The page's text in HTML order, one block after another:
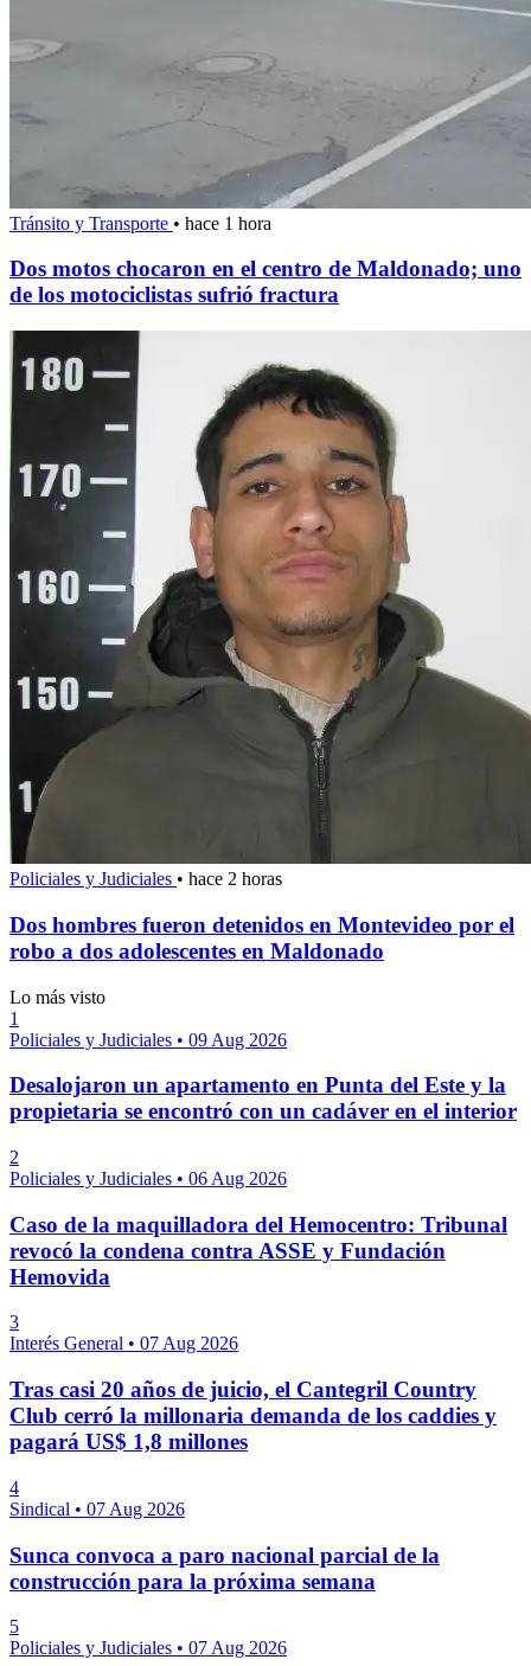
Tránsito y Transporte • hace 1 hora
Dos motos chocaron en el centro de Maldonado; uno
de los motociclistas sufrió fractura
Policiales y Judiciales • hace 2 horas
Dos hombres fueron detenidos en Montevideo por el
robo a dos adolescentes en Maldonado
Lo más visto
1
Policiales y Judiciales • 09 Aug 2026
Desalojaron un apartamento en Punta del Este y la
propietaria se encontró con un cadáver en el interior
2
Policiales y Judiciales • 06 Aug 2026
Caso de la maquilladora del Hemocentro: Tribunal
revocó la condena contra ASSE y Fundación
Hemovida
3
Interés General • 07 Aug 2026
Tras casi 20 años de juicio, el Cantegril Country
Club cerró la millonaria demanda de los caddies y
pagará US$ 1,8 millones
4
Sindical • 07 Aug 2026
Sunca convoca a paro nacional parcial de la
construcción para la próxima semana
5
Policiales y Judiciales • 07 Aug 2026